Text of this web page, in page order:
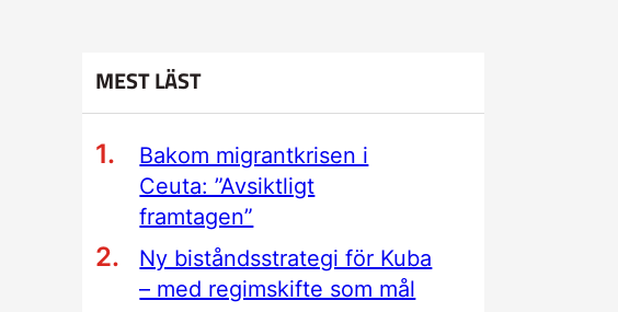
MEST LÄST
Bakom migrantkrisen i
Ceuta: ”Avsiktligt
framtagen”
Ny biståndsstrategi för Kuba
– med regimskifte som mål